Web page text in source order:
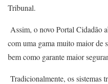
Tribunal.
Assim, o novo Portal Cidadão
com uma gama muito maior de
bem como garante maior
Tradicionalmente, os sistemas